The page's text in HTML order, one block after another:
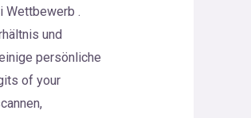
Wettbewerb .
und
persönliche
of your